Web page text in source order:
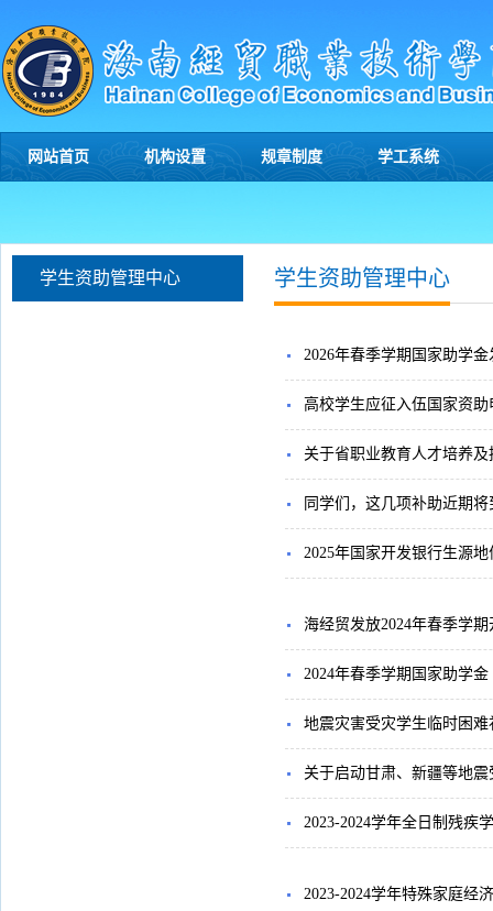
网站首页 机构设置 规章制度 学工系统
学生资助管理中心 学生资助管理中心
2026年春季学期国家助学
高校学生应征入伍国家资
关于省职业教育人才培养
同学们，这几项补助近期
2025年国家开发银行生源
海经贸发放2024年春季学
2024年春季学期国家助学
地震灾害受灾学生临时困
关于启动甘肃、新疆等地
2023-2024学年全日制残疾
2023-2024学年特殊家庭经